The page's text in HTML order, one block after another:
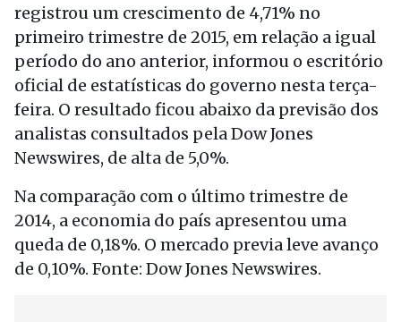
registrou um crescimento de 4,71% no
primeiro trimestre de 2015, em relação a igual
período do ano anterior, informou o escritório
oficial de estatísticas do governo nesta terça-
feira. O resultado ficou abaixo da previsão dos
analistas consultados pela Dow Jones
Newswires, de alta de 5,0%.
Na comparação com o último trimestre de
2014, a economia do país apresentou uma
queda de 0,18%. O mercado previa leve avanço
de 0,10%. Fonte: Dow Jones Newswires.